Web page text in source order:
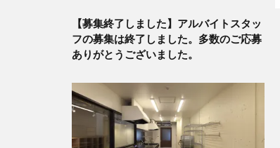
【募集終了しました】アルバイトスタッ
フの募集は終了しました。多数のご応募
ありがとうございました。